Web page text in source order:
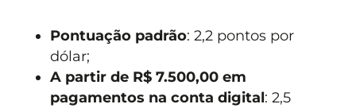
Pontuação padrão: 2,2 pontos por
dólar;
A partir de R$ 7.500,00 em
pagamentos na conta digital: 2,5